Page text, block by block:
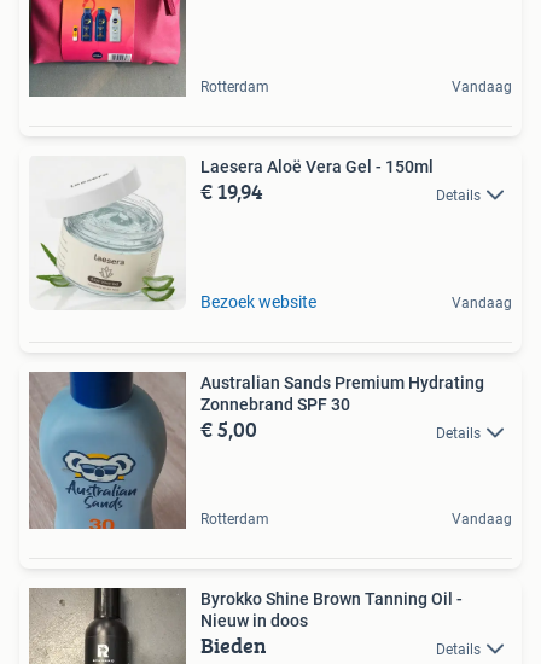
Rotterdam Vandaag
Laesera Aloë Vera Gel - 150ml
€ 19,94 Details
Bezoek website Vandaag
Australian Sands Premium Hydrating
Zonnebrand SPF 30
€ 5,00 Details
Rotterdam Vandaag
Byrokko Shine Brown Tanning Oil -
Nieuw in doos
Bieden Details